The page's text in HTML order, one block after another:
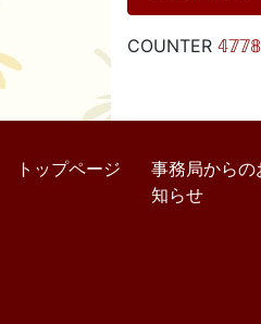
COUNTER
トップページ
事務局からの
知らせ